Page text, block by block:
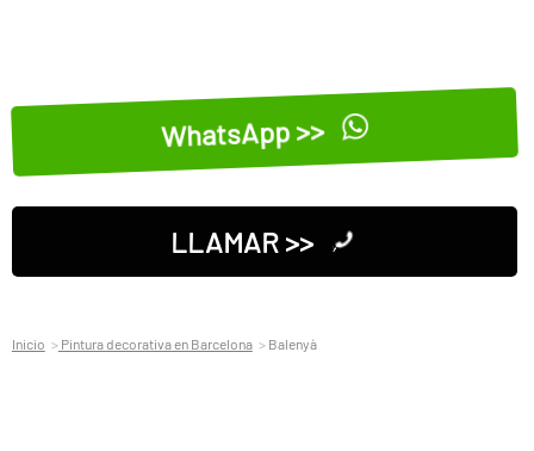
WhatsApp >>
LLAMAR >>
Inicio Pintura decorativa en Barcelona Balenyà